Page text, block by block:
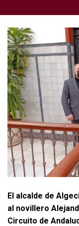
El alcalde de
al novillero
Circuito de